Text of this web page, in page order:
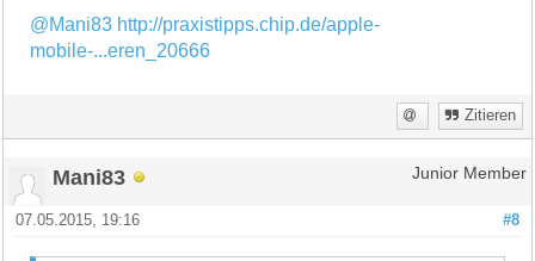
@Mani83 http://praxistipps.chip.de/apple-
mobile-...eren_20666
Zitieren
Mani83 Junior Member
#8
07.05.2015, 19:16